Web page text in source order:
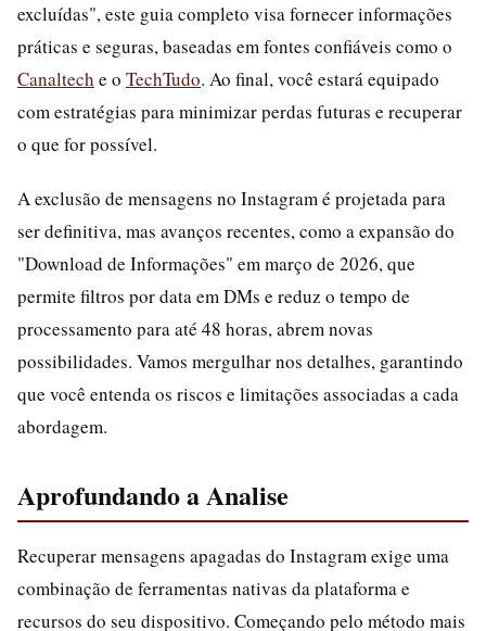
excluídas", este guia completo visa fornecer informações
práticas e seguras, baseadas em fontes confiáveis como o
Canaltech e o TechTudo. Ao final, você estará equipado
com estratégias para minimizar perdas futuras e recuperar
o que for possível.
A exclusão de mensagens no Instagram é projetada para
ser definitiva, mas avanços recentes, como a expansão do
"Download de Informações" em março de 2026, que
permite filtros por data em DMs e reduz o tempo de
processamento para até 48 horas, abrem novas
possibilidades. Vamos mergulhar nos detalhes, garantindo
que você entenda os riscos e limitações associadas a cada
abordagem.
Aprofundando a Analise
Recuperar mensagens apagadas do Instagram exige uma
combinação de ferramentas nativas da plataforma e
recursos do seu dispositivo. Começando pelo método mais